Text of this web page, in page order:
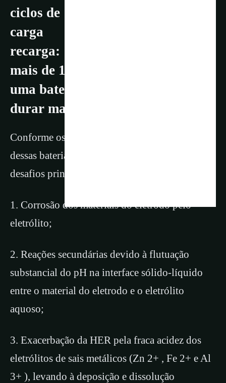
ciclos de
carga
recarga:
mais de 10 vezes a vida útil de
uma bateria de íon-lítio (Li-ion) e
durar mais de 300 anos
Conforme os pesquisadores, o desenvolvimento
dessas baterias aquosas é dificultado por três
desafios principais:
1. Corrosão dos materiais do eletrodo pelo
eletrólito;
2. Reações secundárias devido à flutuação
substancial do pH na interface sólido-líquido
entre o material do eletrodo e o eletrólito
aquoso;
3. Exacerbação da HER pela fraca acidez dos
eletrólitos de sais metálicos (Zn 2+ , Fe 2+ e Al
3+ ), levando à deposição e dissolução